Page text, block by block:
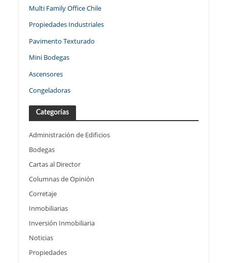
Multi Family Office Chile
Propiedades Industriales
Pavimento Texturado
Mini Bodegas
Ascensores
Congeladoras
Categorías
Administración de Edificios
Bodegas
Cartas al Director
Columnas de Opinión
Corretaje
Inmobiliarias
Inversión Inmobiliaria
Noticias
Propiedades